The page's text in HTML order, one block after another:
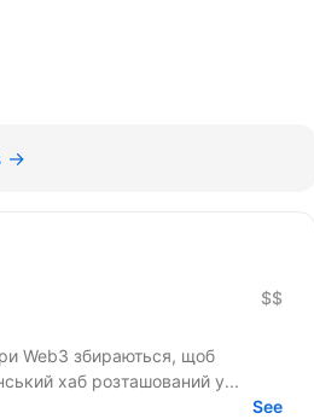
→
$$
Web3 збираються, щоб
хаб розташований у...
See